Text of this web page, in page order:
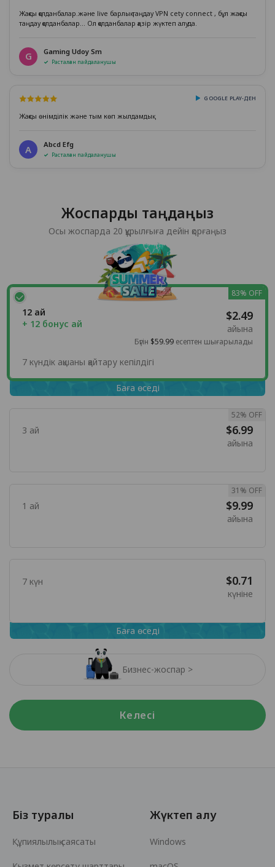
Жақсы қолданбалар.және live барлық таңдау VPN cety connect , бұл жақсы
таңдау қолданбалар... Ол қолданбалар қазір жүктеп алуда.
G Gaming Udoy Sm
Расталған пайдаланушы
GOOGLE PLAY-ДЕН
Жақсы өнімділік және тым көп жылдамдық
A Abcd Efg
Расталған пайдаланушы
Жоспарды таңдаңыз
Осы жоспарда 20 құрылғыға дейін қорғаңыз
Бизнес-жоспар >
12 ай
+ 12 бонус ай
$2.49
айына
Бүгін $59.99 есептен шығарылады
83% OFF
7 күндік ақшаны қайтару кепілдігі
Баға өседі
3 ай $6.99
айына
52% OFF
1 ай $9.99
айына
31% OFF
7 күн $0.71
күніне
Баға өседі
Келесі
Біз туралы
Құпиялылық саясаты
Жүктеп алу
Windows